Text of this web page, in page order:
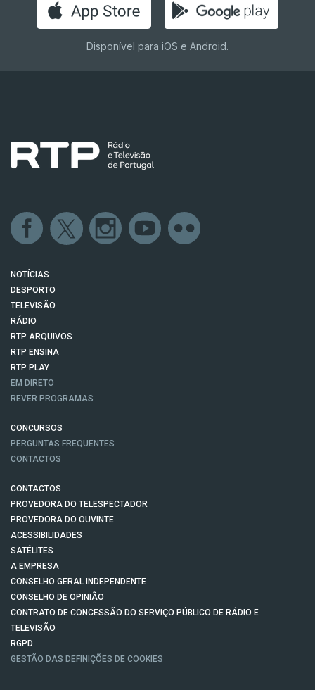
Disponível para iOS e Android.
NOTÍCIAS
DESPORTO
TELEVISÃO
RÁDIO
RTP ARQUIVOS
RTP ENSINA
RTP PLAY
EM DIRETO
REVER PROGRAMAS
CONCURSOS
PERGUNTAS FREQUENTES
CONTACTOS
CONTACTOS
PROVEDORA DO TELESPECTADOR
PROVEDORA DO OUVINTE
ACESSIBILIDADES
SATÉLITES
A EMPRESA
CONSELHO GERAL INDEPENDENTE
CONSELHO DE OPINIÃO
CONTRATO DE CONCESSÃO DO SERVIÇO PÚBLICO DE RÁDIO E
TELEVISÃO
RGPD
GESTÃO DAS DEFINIÇÕES DE COOKIES